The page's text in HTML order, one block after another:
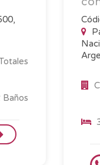
Baños